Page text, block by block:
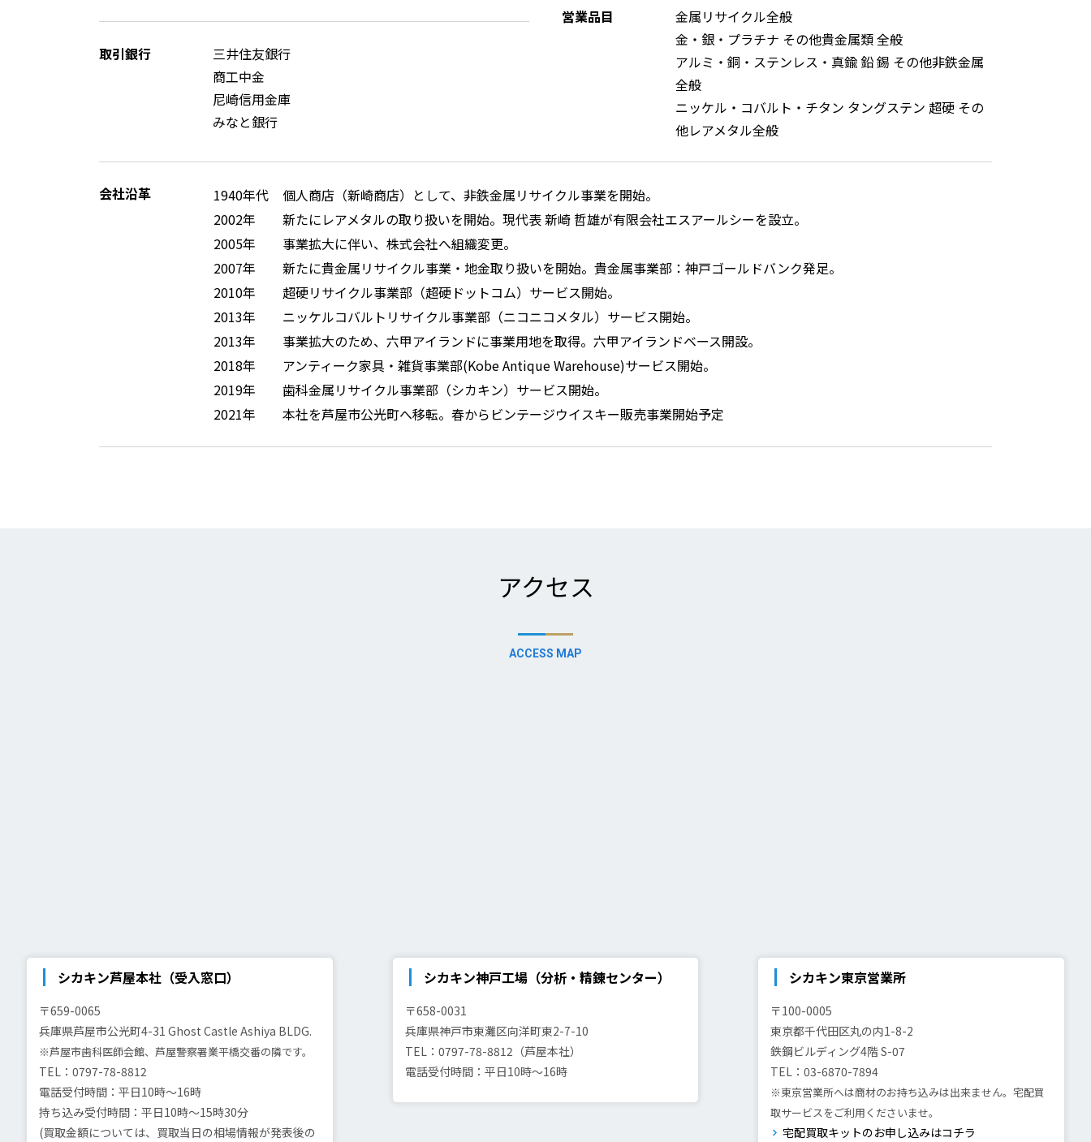
取引銀行
三井住友銀行
商工中金
尼崎信用金庫
みなと銀行
営業品目
金属リサイクル全般
金・銀・プラチナ その他貴金属類 全般
アルミ・銅・ステンレス・真鍮 鉛 錫 その他非鉄金属
全般
ニッケル・コバルト・チタン タングステン 超硬 その
他レアメタル全般
会社沿革 1940年代
個人商店（新崎商店）として、非鉄金属リサイクル事業を開始。
2002年
新たにレアメタルの取り扱いを開始。現代表 新崎 哲雄が有限会社エスアールシーを設立。
2005年
事業拡大に伴い、株式会社へ組織変更。
2007年
新たに貴金属リサイクル事業・地金取り扱いを開始。貴金属事業部：神戸ゴールドバンク発足。
2010年
超硬リサイクル事業部（超硬ドットコム）サービス開始。
2013年
ニッケルコバルトリサイクル事業部（ニコニコメタル）サービス開始。
2013年
事業拡大のため、六甲アイランドに事業用地を取得。六甲アイランドベース開設。
2018年
アンティーク家具・雑貨事業部(Kobe Antique Warehouse)サービス開始。
2019年
歯科金属リサイクル事業部（シカキン）サービス開始。
2021年
本社を芦屋市公光町へ移転。春からビンテージウイスキー販売事業開始予定
アクセス
ACCESS MAP
シカキン芦屋本社（受入窓口）
〒659-0065
兵庫県芦屋市公光町4-31Ghost Castle Ashiya BLDG.
※芦屋市歯科医師会館、芦屋警察署業平橋交番の隣です。
TEL：0797-78-8812
電話受付時間：平日10時～16時
持ち込み受付時間：平日10時～15時30分
(買取金額については、買取当日の相場情報が発表後の
シカキン神戸工場（分析・精錬センター）
〒658-0031
兵庫県神戸市東灘区向洋町東2-7-10
TEL：0797-78-8812（芦屋本社）
電話受付時間：平日10時～16時
シカキン東京営業所
〒100-0005
東京都千代田区丸の内1-8-2
鉄鋼ビルディング4階 S-07
TEL：03-6870-7894
※東京営業所へは商材のお持ち込みは出来ません。宅配買
取サービスをご利用くださいませ。
宅配買取キットのお申し込みはコチラ